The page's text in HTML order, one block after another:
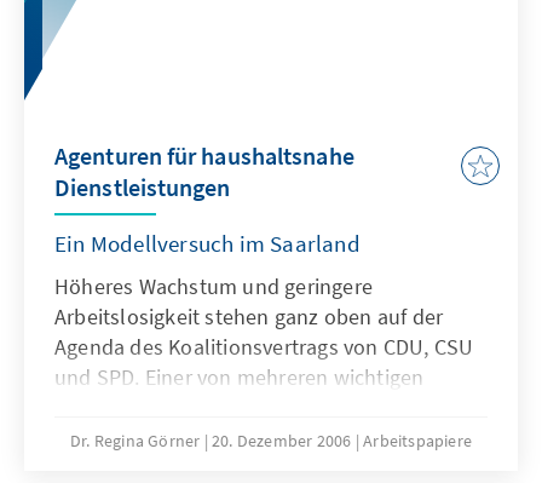
notwendig ist, welche Rückschlüsse können
aus den Erfahrungen in den USA gezogen
Agenturen für haushaltsnahe
Dienstleistungen
Ein Modellversuch im Saarland
Höheres Wachstum und geringere
Arbeitslosigkeit stehen ganz oben auf der
Agenda des Koalitionsvertrags von CDU, CSU
und SPD. Einer von mehreren wichtigen
soll von einer stärkeren Förderung
Dr. Regina Görner 20. Dezember 2006 Arbeitspapiere